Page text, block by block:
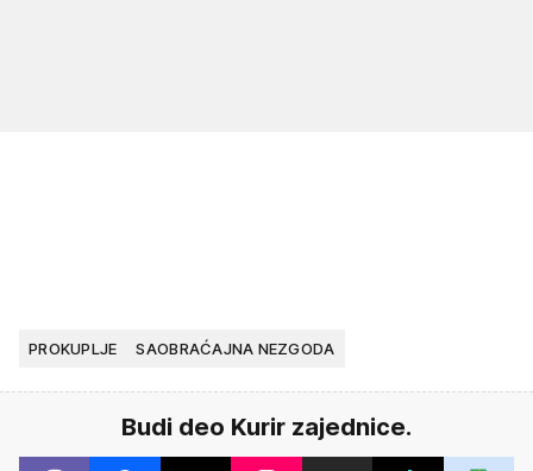
PROKUPLJE SAOBRAĆAJNA NEZGODA
Budi deo Kurir zajednice.